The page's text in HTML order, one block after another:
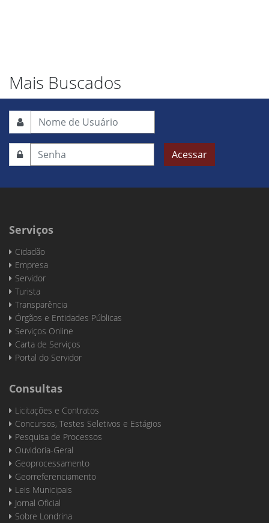
Mais Buscados
Acessar
Serviços
Cidadão
Empresa
Servidor
Turista
Transparência
Órgãos e Entidades Públicas
Serviços Online
Carta de Serviços
Portal do Servidor
Consultas
Licitações e Contratos
Concursos, Testes Seletivos e Estágios
Pesquisa de Processos
Ouvidoria-Geral
Geoprocessamento
Georreferenciamento
Leis Municipais
Jornal Oficial
Sobre Londrina